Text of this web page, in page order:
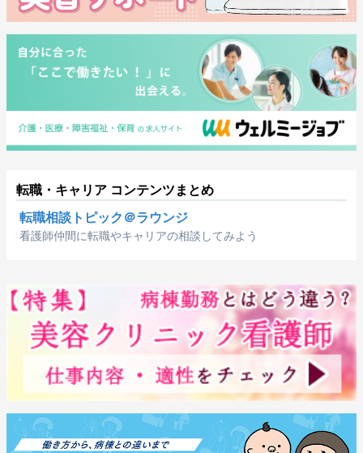
転職・キャリア コンテンツまとめ
転職相談トピック＠ラウンジ
看護師仲間に転職やキャリアの相談してみよう